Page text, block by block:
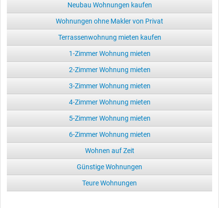
Neubau Wohnungen kaufen
Wohnungen ohne Makler von Privat
Terrassenwohnung mieten kaufen
1-Zimmer Wohnung mieten
2-Zimmer Wohnung mieten
3-Zimmer Wohnung mieten
4-Zimmer Wohnung mieten
5-Zimmer Wohnung mieten
6-Zimmer Wohnung mieten
Wohnen auf Zeit
Günstige Wohnungen
Teure Wohnungen